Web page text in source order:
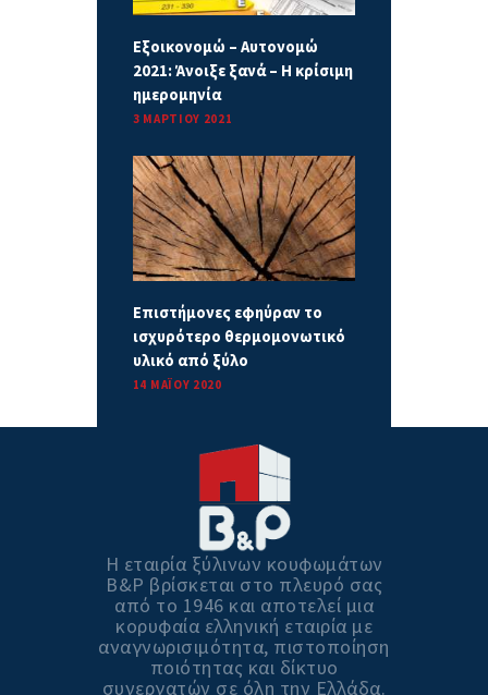
Εξοικονομώ – Αυτονομώ
2021: Άνοιξε ξανά – Η κρίσιμη
ημερομηνία
3 ΜΑΡΤΊΟΥ 2021
Επιστήμονες εφηύραν το
ισχυρότερο θερμομονωτικό
υλικό από ξύλο
14 ΜΑΪ́ΟΥ 2020
Η εταιρία ξύλινων κουφωμάτων
Β&P βρίσκεται στο πλευρό σας
από το 1946 και αποτελεί μια
κορυφαία ελληνική εταιρία με
αναγνωρισιμότητα, πιστοποίηση
ποιότητας και δίκτυο
συνεργατών σε όλη την Ελλάδα.